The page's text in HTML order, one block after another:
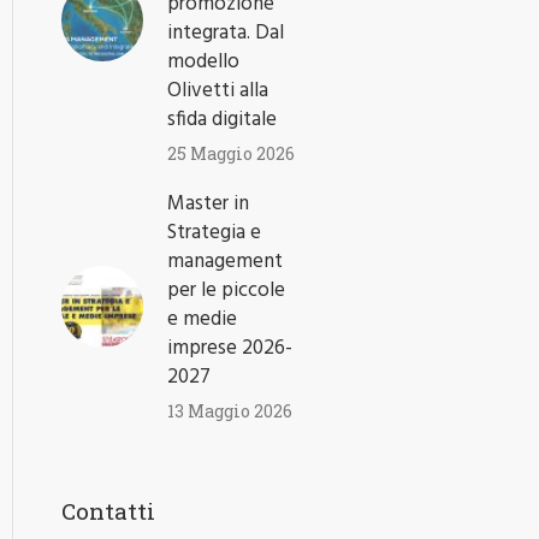
integrata. Dal
modello
Olivetti alla
sfida digitale
25 Maggio 2026
Master in
Strategia e
management
per le piccole
e medie
imprese 2026-
2027
13 Maggio 2026
Contatti